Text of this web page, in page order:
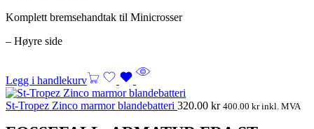
Komplett bremsehandtak til Minicrosser
– Høyre side
Legg i handlekurv
St-Tropez Zinco marmor blandebatteri 320.00 kr 400.00 krinkl. MVA